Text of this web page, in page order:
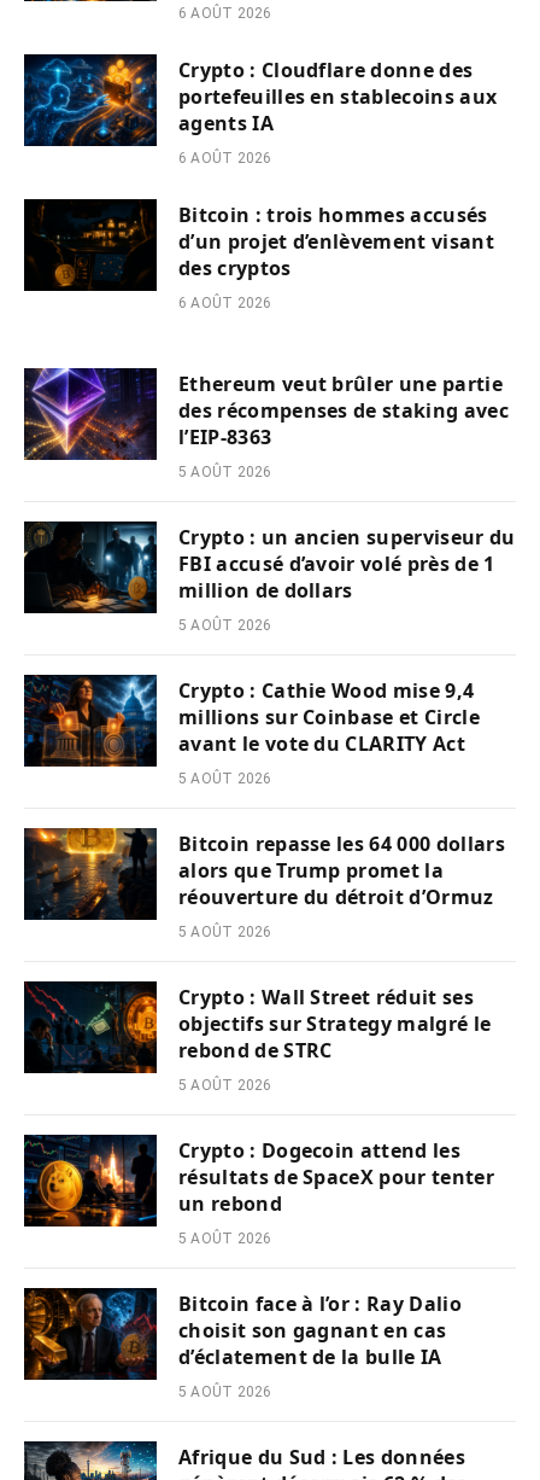
6 AOÛT 2026
Crypto : Cloudflare donne des
portefeuilles en stablecoins aux
agents IA
6 AOÛT 2026
Bitcoin : trois hommes accusés
d’un projet d’enlèvement visant
des cryptos
6 AOÛT 2026
Ethereum veut brûler une partie
des récompenses de staking avec
l’EIP-8363
5 AOÛT 2026
Crypto : un ancien superviseur du
FBI accusé d’avoir volé près de 1
million de dollars
5 AOÛT 2026
Crypto : Cathie Wood mise 9,4
millions sur Coinbase et Circle
avant le vote du CLARITY Act
5 AOÛT 2026
Bitcoin repasse les 64 000 dollars
alors que Trump promet la
réouverture du détroit d’Ormuz
5 AOÛT 2026
Crypto : Wall Street réduit ses
objectifs sur Strategy malgré le
rebond de STRC
5 AOÛT 2026
Crypto : Dogecoin attend les
résultats de SpaceX pour tenter
un rebond
5 AOÛT 2026
Bitcoin face à l’or : Ray Dalio
choisit son gagnant en cas
d’éclatement de la bulle IA
5 AOÛT 2026
Afrique du Sud : Les données